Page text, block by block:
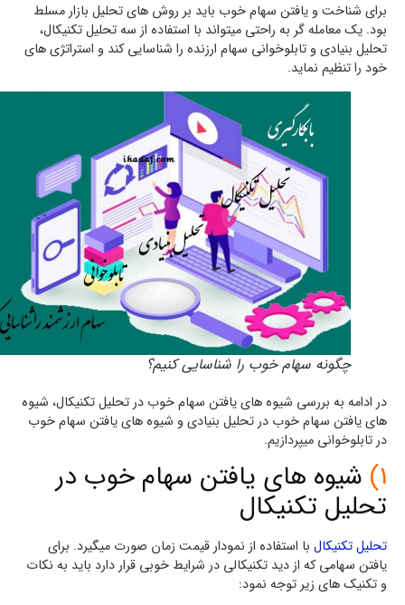
برای شناخت و یافتن سهام خوب باید بر روش های تحلیل بازار مسلط
بود. یک معامله گر به راحتی میتواند با استفاده از سه تحلیل تکنیکال،
تحلیل بنیادی و تابلوخوانی سهام ارزنده را شناسایی کند و استراتژی های
خود را تنظیم نماید.
چگونه سهام خوب را شناسایی کنیم؟
در ادامه به بررسی شیوه های یافتن سهام خوب در تحلیل تکنیکال، شیوه
های یافتن سهام خوب در تحلیل بنیادی و شیوه های یافتن سهام خوب
در تابلوخوانی میپردازیم.
شیوه های یافتن سهام خوب در
تحلیل تکنیکال
تحلیل تکنیکالبا استفاده از نمودار قیمت زمان صورت میگیرد. برای
یافتن سهامی که از دید تکنیکالی در شرایط خوبی قرار دارد باید به نکات
و تکنیک های زیر توجه نمود: